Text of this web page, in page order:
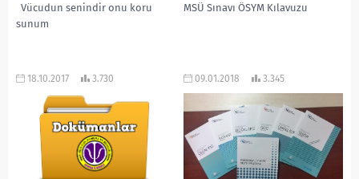
Vücudun senindir onu koru
sunum
18.10.2017 3.730
MSÜ Sınavı ÖSYM Kılavuzu
09.01.2018 3.345